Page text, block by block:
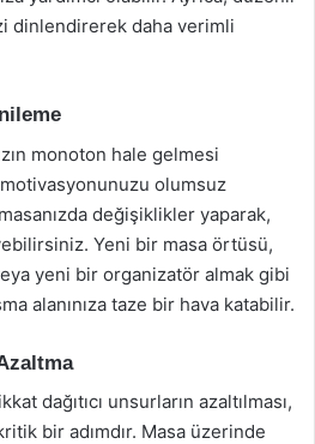
dinlendirerek daha verimli
monoton hale gelmesi
olumsuz
değişiklikler yaparak,
Yeni bir masa örtüsü,
yeni bir organizatör almak gibi
alanınıza taze bir hava katabilir.
dağıtıcı unsurların azaltılması,
bir adımdır. Masa üzerinde